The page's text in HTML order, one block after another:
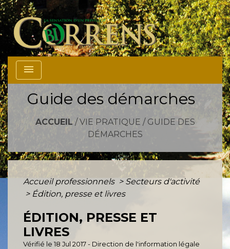
menu
Guide des démarches
ACCUEIL / VIE PRATIQUE / GUIDE DES
DÉMARCHES
Accueil professionnels > Secteurs d'activité
> Édition, presse et livres
ÉDITION, PRESSE ET
LIVRES
Vérifié le 18 Jul 2017 - Direction de l'information légale